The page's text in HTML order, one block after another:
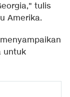
tulis
Amerika.
untuk